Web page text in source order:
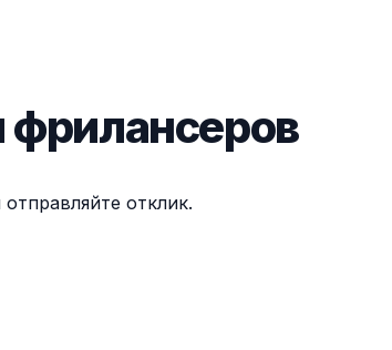
фрилансеров
отклик.